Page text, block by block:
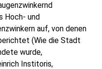
Hoch- und
auf, von denen
(Wie die Stadt
wurde,
Institoris,